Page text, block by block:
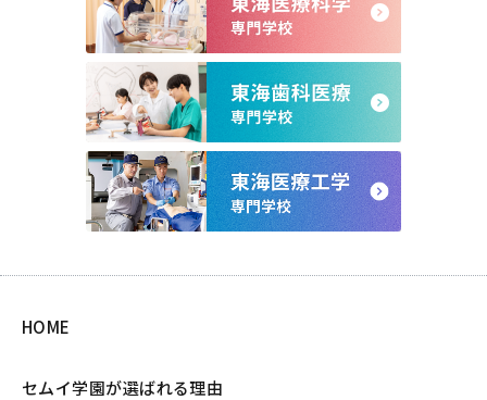
HOME
セムイ学園が選ばれる理由